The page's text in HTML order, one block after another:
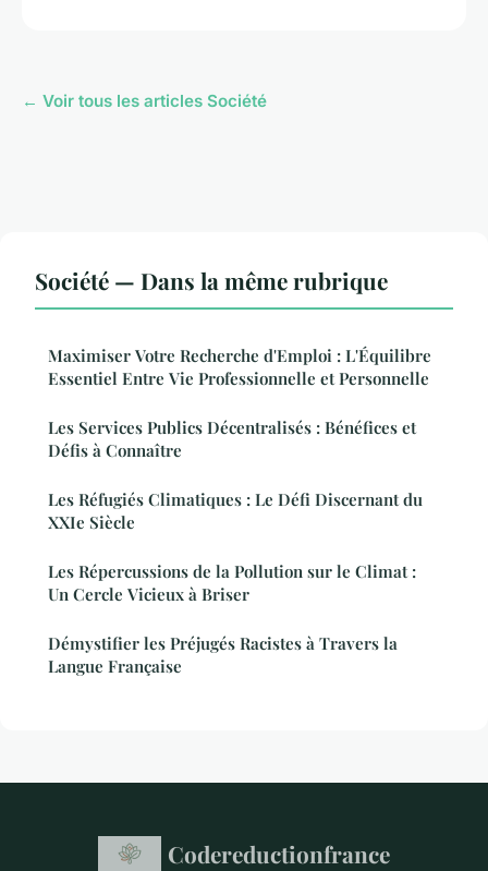
← Voir tous les articles Société
Société — Dans la même rubrique
Maximiser Votre Recherche d'Emploi : L'Équilibre
Essentiel Entre Vie Professionnelle et Personnelle
Les Services Publics Décentralisés : Bénéfices et
Défis à Connaître
Les Réfugiés Climatiques : Le Défi Discernant du
XXIe Siècle
Les Répercussions de la Pollution sur le Climat :
Un Cercle Vicieux à Briser
Démystifier les Préjugés Racistes à Travers la
Langue Française
Codereductionfrance